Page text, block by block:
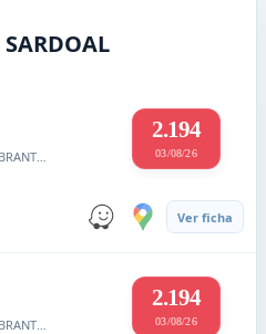
SARDOAL
A 23, KM 44, SUB-LANÇO ABRANTES - MOURISCAS, APT. 70
2.194
03/08/26
Ver ficha
A 23, KM 44, SUB-LANÇO ABRANTES - MOURISCAS, APT. 70
2.194
03/08/26